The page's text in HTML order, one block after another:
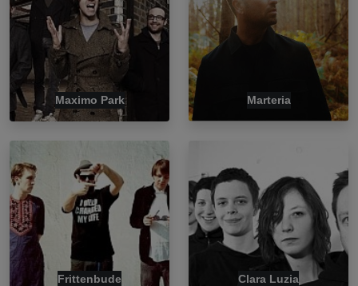
Maximo Park Marteria
Frittenbude Clara Luzia